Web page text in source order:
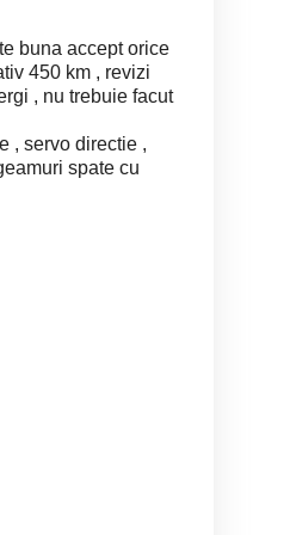
buna accept orice
450 km , revizi
, nu trebuie facut
, servo directie ,
spate cu